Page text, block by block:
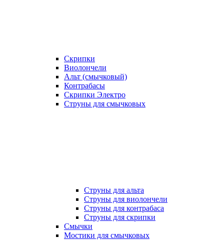
Скрипки
Виолончели
Альт (смычковый)
Контрабасы
Скрипки Электро
Струны для смычковых
Струны для альта
Струны для виолончели
Струны для контрабаса
Струны для скрипки
Смычки
Мостики для смычковых